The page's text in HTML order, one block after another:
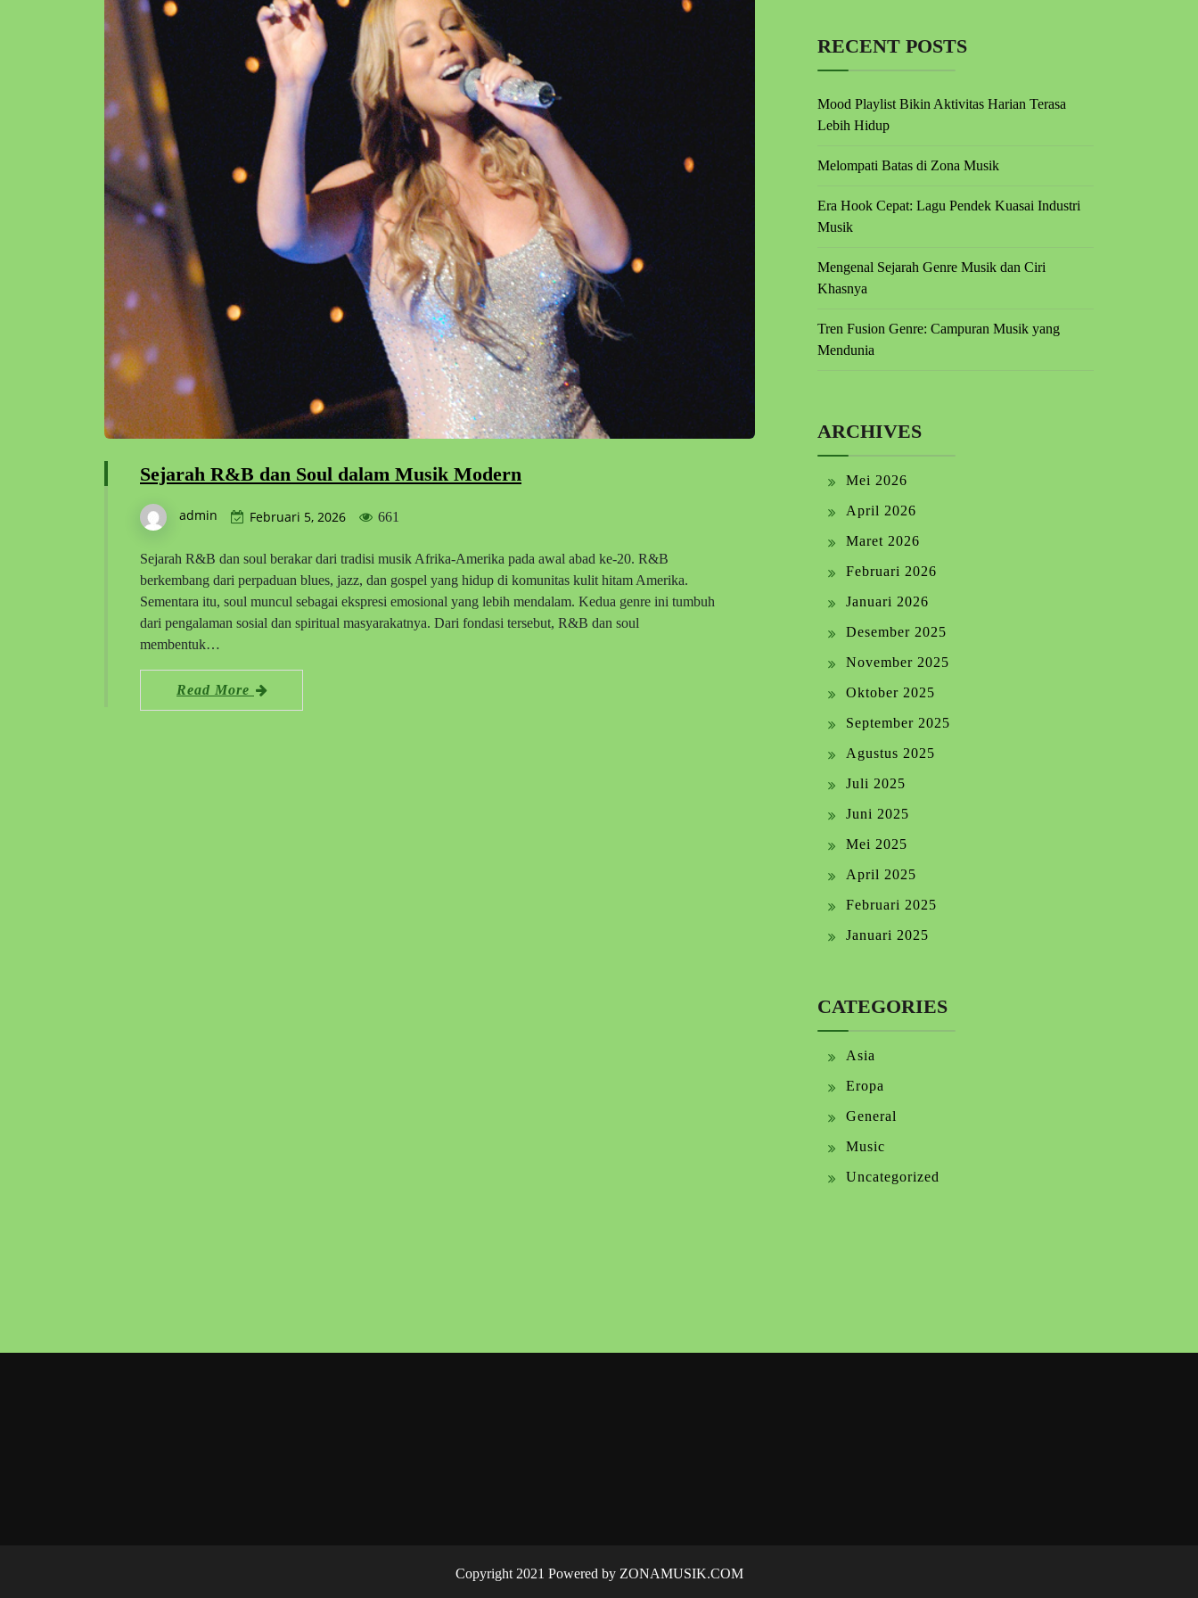
Sejarah R&B dan Soul dalam Musik Modern
admin Februari 5, 2026 661
Sejarah R&B dan soul berakar dari tradisi musik Afrika-Amerika pada awal abad ke-20. R&B
berkembang dari perpaduan blues, jazz, dan gospel yang hidup di komunitas kulit hitam Amerika.
Sementara itu, soul muncul sebagai ekspresi emosional yang lebih mendalam. Kedua genre ini tumbuh
dari pengalaman sosial dan spiritual masyarakatnya. Dari fondasi tersebut, R&B dan soul
membentuk…
Read More
RECENT POSTS
Mood Playlist Bikin Aktivitas Harian Terasa
Lebih Hidup
Melompati Batas di Zona Musik
Era Hook Cepat: Lagu Pendek Kuasai Industri
Musik
Mengenal Sejarah Genre Musik dan Ciri
Khasnya
Tren Fusion Genre: Campuran Musik yang
Mendunia
ARCHIVES
Mei 2026
April 2026
Maret 2026
Februari 2026
Januari 2026
Desember 2025
November 2025
Oktober 2025
September 2025
Agustus 2025
Juli 2025
Juni 2025
Mei 2025
April 2025
Februari 2025
Januari 2025
CATEGORIES
Asia
Eropa
General
Music
Uncategorized
Copyright 2021 Powered by ZONAMUSIK.COM